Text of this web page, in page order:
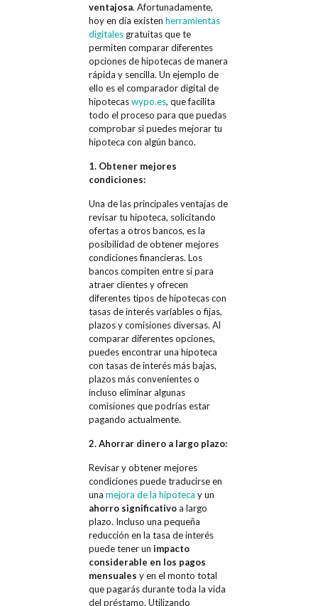
ventajosa. Afortunadamente,
hoy en día existen herramientas
digitalesgratuitas que te
permiten comparar diferentes
opciones de hipotecas de manera
rápida y sencilla. Un ejemplo de
ello es el comparador digital de
hipotecaswypo.es, que facilita
todo el proceso para que puedas
comprobar si puedes mejorar tu
hipoteca con algún banco.
1. Obtener mejores
condiciones:
Una de las principales ventajas de
revisar tu hipoteca, solicitando
ofertas a otros bancos, es la
posibilidad de obtener mejores
condiciones financieras. Los
bancos compiten entre sí para
atraer clientes y ofrecen
diferentes tipos de hipotecas con
tasas de interés variables o fijas,
plazos y comisiones diversas. Al
comparar diferentes opciones,
puedes encontrar una hipoteca
con tasas de interés más bajas,
plazos más convenientes o
incluso eliminar algunas
comisiones que podrías estar
pagando actualmente.
2. Ahorrar dinero a largo plazo:
Revisar y obtener mejores
condiciones puede traducirse en
una mejora de la hipoteca y un
ahorro significativoa largo
plazo. Incluso una pequeña
reducción en la tasa de interés
puede tener un impacto
considerable en los pagos
mensuales y en el monto total
que pagarás durante toda la vida
del préstamo. Utilizando